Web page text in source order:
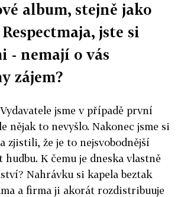
album, stejně jako
jste si
- nemají o vás
zájem?
jsme v případě první
nějak to nevyšlo. Nakonec jsme si
zjistili, že je to nejsvobodnější
hudbu. K čemu je dneska vlastně
Nahrávku si kapela beztak
a firma ji akorát rozdistribuuje